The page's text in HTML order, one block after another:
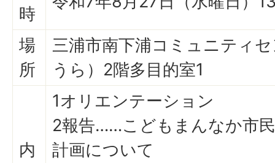
時
場
所
三浦市南下浦コミュニティ
うら）2階多目的室1
内
1オリエンテーション
2報告……こどもまんなか市
計画について